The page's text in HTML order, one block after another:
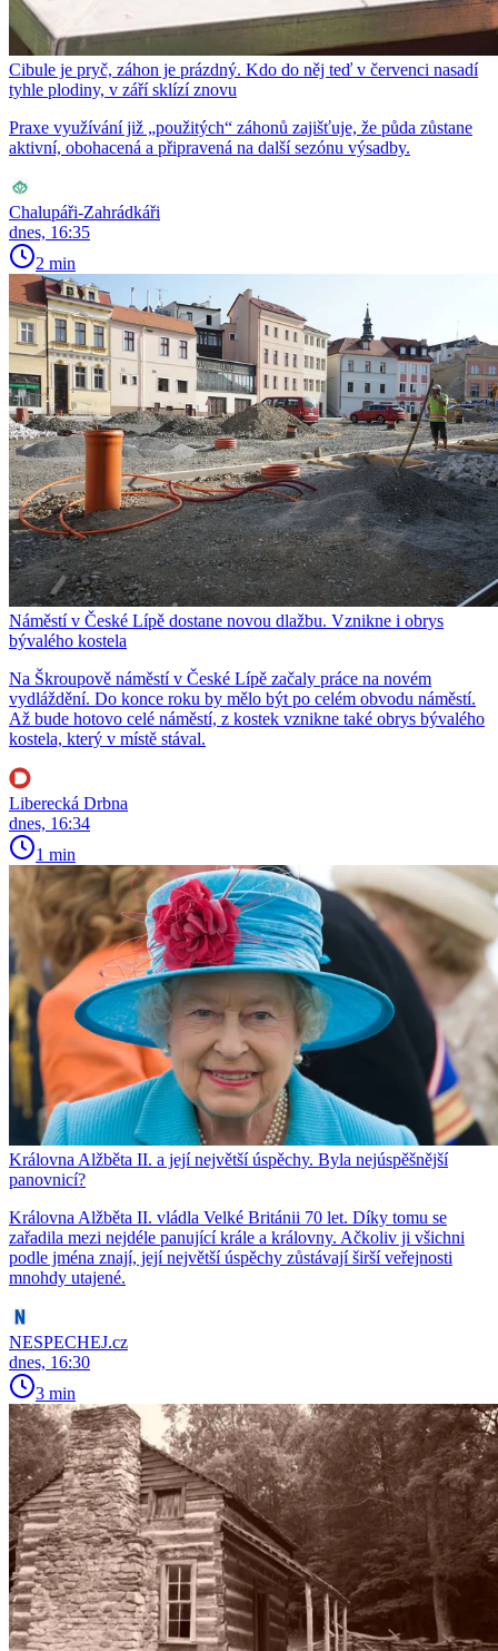
Cibule je pryč, záhon je prázdný. Kdo do něj teď v červenci nasadí
tyhle plodiny, v září sklízí znovu
Praxe využívání již „použitých“ záhonů zajišťuje, že půda zůstane
aktivní, obohacená a připravená na další sezónu výsadby.
Chalupáři-Zahrádkáři
dnes, 16:35
2 min
Náměstí v České Lípě dostane novou dlažbu. Vznikne i obrys
bývalého kostela
Na Škroupově náměstí v České Lípě začaly práce na novém
vydláždění. Do konce roku by mělo být po celém obvodu náměstí.
Až bude hotovo celé náměstí, z kostek vznikne také obrys bývalého
kostela, který v místě stával.
Liberecká Drbna
dnes, 16:34
1 min
Královna Alžběta II. a její největší úspěchy. Byla nejúspěšnější
panovnicí?
Královna Alžběta II. vládla Velké Británii 70 let. Díky tomu se
zařadila mezi nejdéle panující krále a královny. Ačkoliv ji všichni
podle jména znají, její největší úspěchy zůstávají širší veřejnosti
mnohdy utajené.
NESPECHEJ.cz
dnes, 16:30
3 min